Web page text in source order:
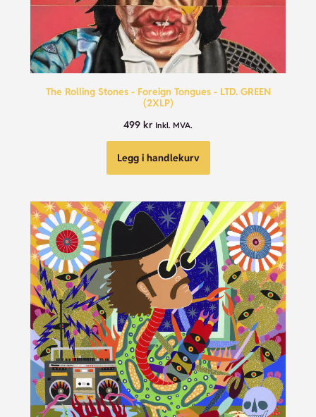
The Rolling Stones - Foreign Tongues - LTD. GREEN
(2XLP)
499 kr Inkl. MVA.
Legg i handlekurv